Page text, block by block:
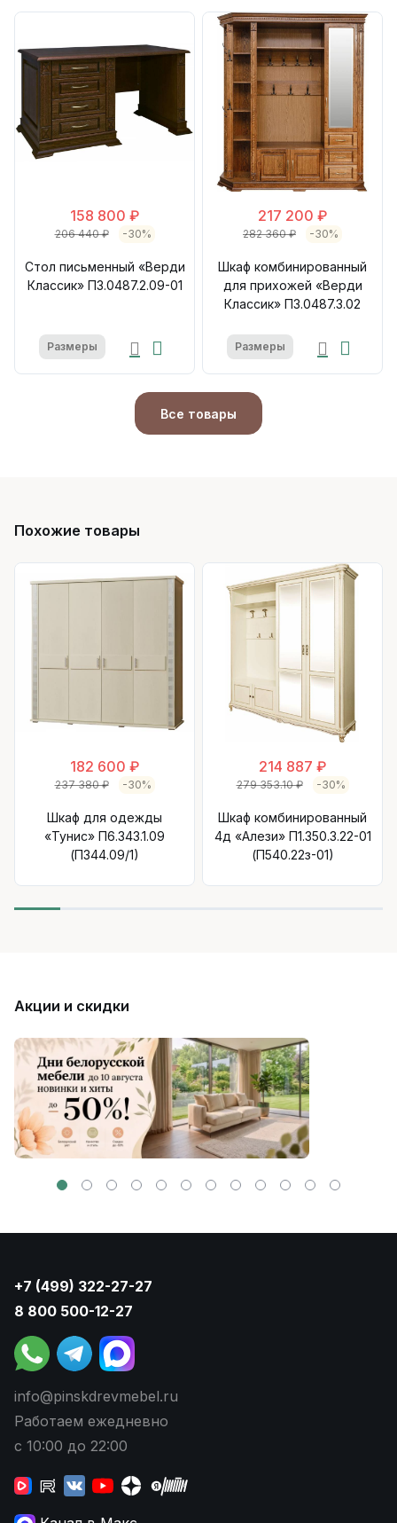
158 800 ₽
206 440 ₽ -30%
Стол письменный «Верди
Классик» П3.0487.2.09-01
Размеры
217 200 ₽
282 360 ₽ -30%
Шкаф комбинированный
для прихожей «Верди
Классик» П3.0487.3.02
Размеры
Все товары
Похожие товары
182 600 ₽
237 380 ₽ -30%
Шкаф для одежды
«Тунис» П6.343.1.09
(П344.09/1)
214 887 ₽
279 353.10 ₽ -30%
Шкаф комбинированный
4д «Алези» П1.350.3.22-01
(П540.22з-01)
Акции и скидки
+7 (499) 322-27-27
8 800 500-12-27
info@pinskdrevmebel.ru
Работаем ежедневно
с 10:00 до 22:00